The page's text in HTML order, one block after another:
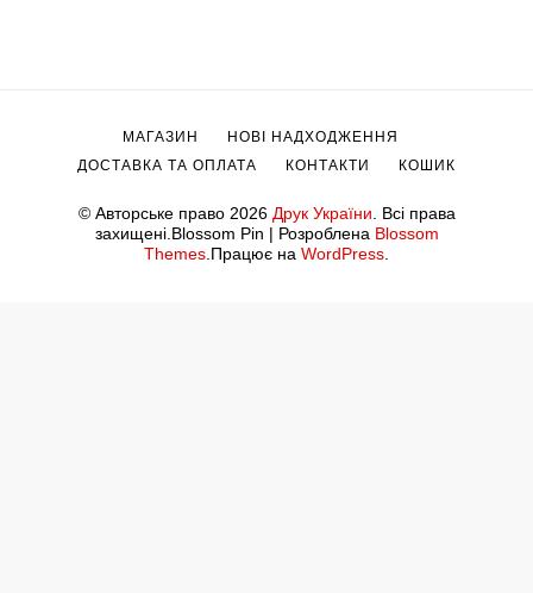
© Авторське право 2026 Друк України . Всі права
захищені. Blossom Pin | Розроблена Blossom
Themes .Працює на WordPress
МАГАЗИН
НОВІ НАДХОДЖЕННЯ
ДОСТАВКА ТА ОПЛАТА
КОНТАКТИ КОШИК